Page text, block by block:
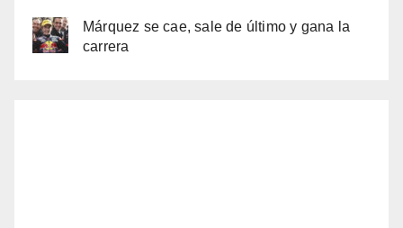
Márquez se cae, sale de último y gana la
carrera